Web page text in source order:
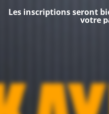
Les inscriptions seront
votre